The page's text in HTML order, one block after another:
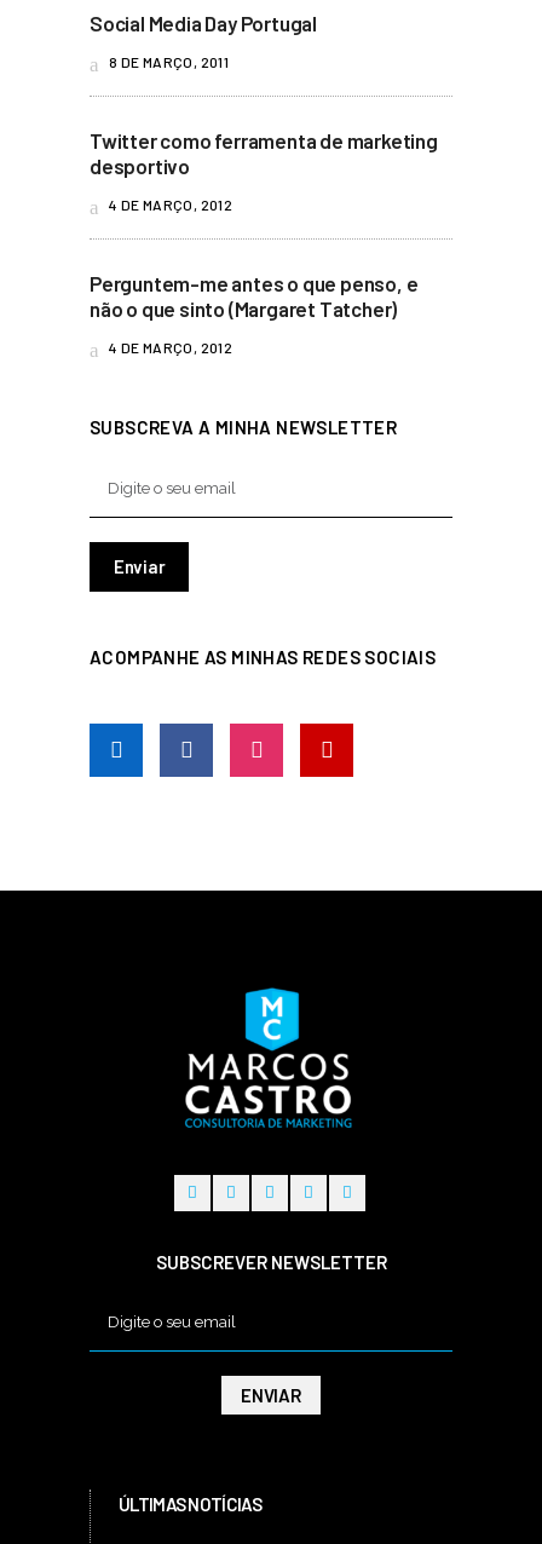
Social Media Day Portugal
8 DE MARÇO, 2011
Twitter como ferramenta de marketing
desportivo
4 DE MARÇO, 2012
Perguntem-me antes o que penso, e
não o que sinto (Margaret Tatcher)
4 DE MARÇO, 2012
SUBSCREVA A MINHA NEWSLETTER
ACOMPANHE AS MINHAS REDES SOCIAIS
SUBSCREVER NEWSLETTER
ÚLTIMAS NOTÍCIAS